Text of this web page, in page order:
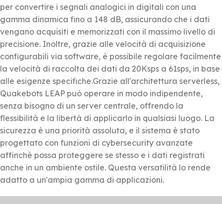
per convertire i segnali analogici in digitali con una
gamma dinamica fino a 148 dB, assicurando che i dati
vengano acquisiti e memorizzati con il massimo livello di
precisione. Inoltre, grazie alle velocità di acquisizione
configurabili via software, è possibile regolare facilmente
la velocità di raccolta dei dati da 20Ksps a 61sps, in base
alle esigenze specifiche.Grazie all'architettura serverless,
Quakebots LEAP può operare in modo indipendente,
senza bisogno di un server centrale, offrendo la
flessibilità e la libertà di applicarlo in qualsiasi luogo. La
sicurezza è una priorità assoluta, e il sistema è stato
progettato con funzioni di cybersecurity avanzate
affinché possa proteggere se stesso e i dati registrati
anche in un ambiente ostile. Questa versatilità lo rende
adatto a un'ampia gamma di applicazioni.